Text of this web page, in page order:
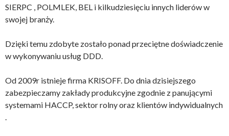
SIERPC , POLMLEK, BEL i kilkudziesięciu innych liderów w
swojej branży.
Dzięki temu zdobyte zostało ponad przeciętne doświadczenie
w wykonywaniu usług DDD.
Od 2009r istnieje firma KRISOFF. Do dnia dzisiejszego
zabezpieczamy zakłady produkcyjne zgodnie z panującymi
systemami HACCP, sektor rolny oraz klientów indywidualnych